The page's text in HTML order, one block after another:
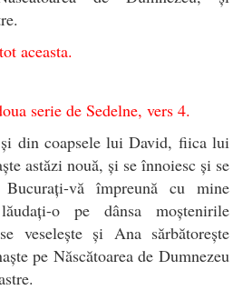
tot aceasta.
serie de Sedelne, vers 4.
din coapsele lui David, fiica lui
astăzi nouă, și se înnoiesc și se
Bucurați-vă împreună cu mine
o pe dânsa moștenirile
veselește și Ana sărbătorește
pe Născătoarea de Dumnezeu